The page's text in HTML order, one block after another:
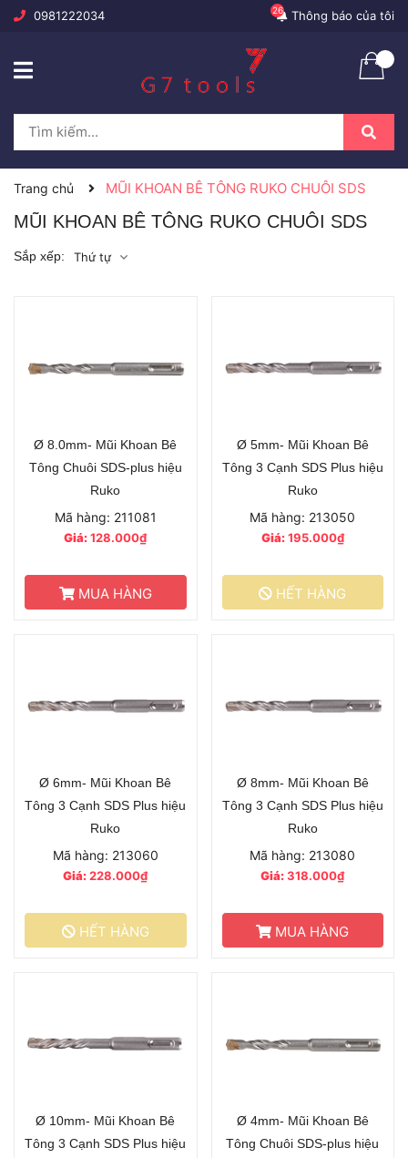
0981222034 Thông báo của tôi
26
Trang chủ MŨI KHOAN BÊ TÔNG RUKO CHUÔI SDS
MŨI KHOAN BÊ TÔNG RUKO CHUÔI SDS
Sắp xếp: Thứ tự
Ø 8.0mm- Mũi Khoan Bê
Tông Chuôi SDS-plus hiệu
Ruko
Mã hàng: 211081
Giá:128.000₫
MUA HÀNG
Ø 5mm- Mũi Khoan Bê
Tông 3 Cạnh SDS Plus hiệu
Ruko
Mã hàng: 213050
Giá:195.000₫
HẾT HÀNG
Ø 6mm- Mũi Khoan Bê
Tông 3 Cạnh SDS Plus hiệu
Ruko
Mã hàng: 213060
Giá:228.000₫
HẾT HÀNG
Ø 8mm- Mũi Khoan Bê
Tông 3 Cạnh SDS Plus hiệu
Ruko
Mã hàng: 213080
Giá:318.000₫
MUA HÀNG
Ø 10mm- Mũi Khoan Bê
Tông 3 Cạnh SDS Plus hiệu
Ø 4mm- Mũi Khoan Bê
Tông Chuôi SDS-plus hiệu